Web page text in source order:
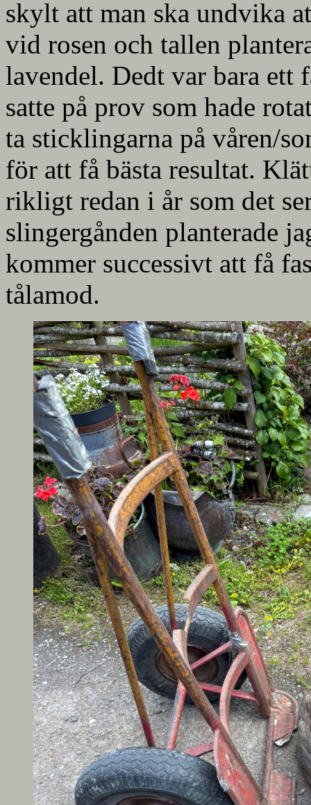
skylt att man ska undvika
vid rosen och tallen
lavendel. Dedt var bara ett
satte på prov som hade
ta sticklingarna på våren/
för att få bästa resultat.
rikligt redan i år som det
slingergånden planterade
kommer successivt att få
tålamod.